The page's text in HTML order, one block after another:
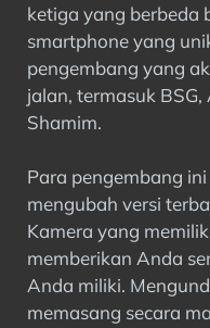
ketiga yang berbeda
smartphone yang
pengembang yang
jalan, termasuk
Shamim.
Para pengembang
mengubah versi
Kamera yang
memberikan Anda
Anda miliki.
memasang secara